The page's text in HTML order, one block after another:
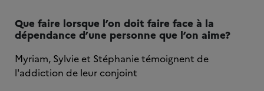
Que faire lorsque l’on doit faire face à la
dépendance d’une personne que l’on aime?
Myriam, Sylvie et Stéphanie témoignent de
l'addiction de leur conjoint